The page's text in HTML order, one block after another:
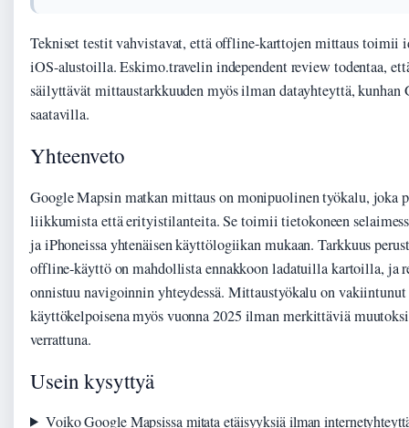
Tekniset testit vahvistavat, että offline-karttojen mittaus toimii
iOS-alustoilla. Eskimo.travelin independent review todentaa,
säilyttävät mittaustarkkuuden myös ilman datayhteyttä, kunhan
saatavilla.
Yhteenveto
Google Mapsin matkan mittaus on monipuolinen työkalu, joka
liikkumista että erityistilanteita. Se toimii tietokoneen
ja iPhoneissa yhtenäisen käyttölogiikan mukaan. Tarkkuus
offline-käyttö on mahdollista ennakkoon ladatuilla kartoilla, ja
onnistuu navigoinnin yhteydessä. Mittaustyökalu on
käyttökelpoisena myös vuonna 2025 ilman merkittäviä
verrattuna.
Usein kysyttyä
Voiko Google Mapsissa mitata etäisyyksiä ilman